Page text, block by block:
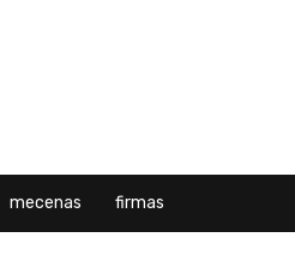
mecenas firmas